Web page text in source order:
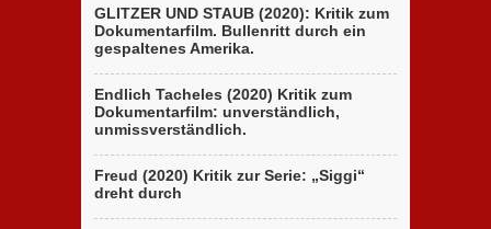
GLITZER UND STAUB (2020): Kritik zum
Dokumentarfilm. Bullenritt durch ein
gespaltenes Amerika.
Endlich Tacheles (2020) Kritik zum
Dokumentarfilm: unverständlich,
unmissverständlich.
Freud (2020) Kritik zur Serie: „Siggi“
dreht durch